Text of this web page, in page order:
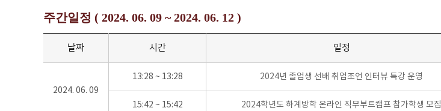
주간일정 ( 2024. 06. 09 ~ 2024. 06. 12 )
날짜 시간 일정
2024. 06. 09
13:28 ~ 13:28 2024년 졸업생 선배 취업조언 인터뷰 특강 운영
15:42 ~ 15:42 2024학년도 하계방학 온라인 직무부트캠프 참가학생 모집